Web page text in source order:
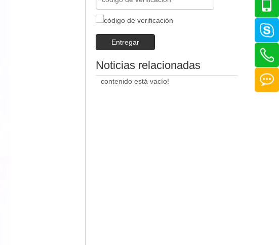
Entregar
Noticias relacionadas
contenido está vacío!